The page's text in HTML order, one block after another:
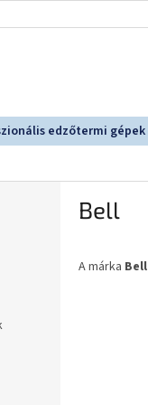
edzőtermi gépek
Bell
A márka Bell